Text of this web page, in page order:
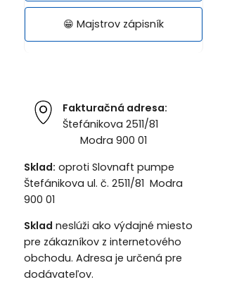
😁 Majstrov zápisník
Fakturačná adresa:
Štefánikova 2511/81
Modra 900 01
Sklad: oproti Slovnaft pumpe
Štefánikova ul. č. 2511/81 Modra
900 01
Sklad neslúži ako výdajné miesto
pre zákazníkov z internetového
obchodu. Adresa je určená pre
dodávateľov.